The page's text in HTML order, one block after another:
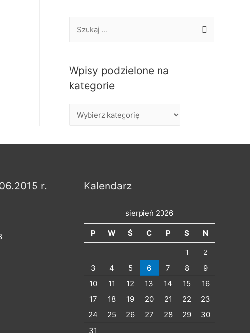
k
a
Wpisy podzielone na
kategorie
r. Kalendarz
sierpień 2026
P W Ś C P S N
1
2
3
4 5 6 7 8
9
10
11 12 13 14 15
16
17
18 19 20 21 22
23
24
25 26 27 28 29
30
31